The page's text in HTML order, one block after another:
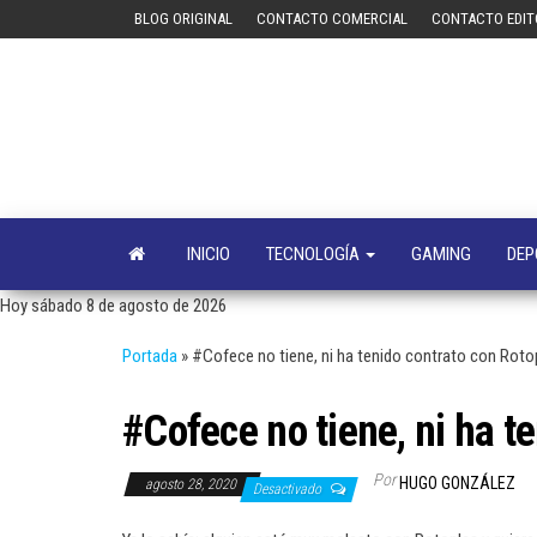
BLOG ORIGINAL CONTACTO COMERCIAL CONTACTO
INICIO TECNOLOGÍA GAMING
Hoy sábado 8 de agosto de 2026
Portada » #Cofece no tiene, ni ha tenido contrato con
#Cofece no tiene, ni ha
agosto 28, 2020 Desactivado Por HUGO GONZÁLEZ